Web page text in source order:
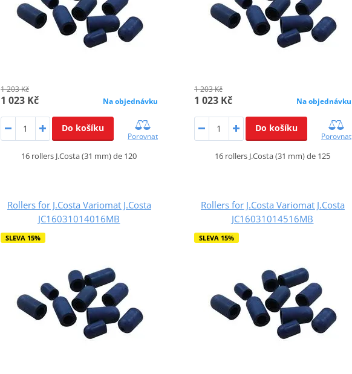
1 203 Kč
1 023 Kč Na objednávku
Do košíku
Porovnat
16 rollers J.Costa (31 mm) de 120
1 203 Kč
1 023 Kč Na objednávku
Do košíku
Porovnat
16 rollers J.Costa (31 mm) de 125
Rollers for J.Costa Variomat J.Costa
JC16031014016MB
SLEVA 15%
Rollers for J.Costa Variomat J.Costa
JC16031014516MB
SLEVA 15%